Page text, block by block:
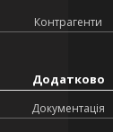
Контрагенти
Додатково
Документація